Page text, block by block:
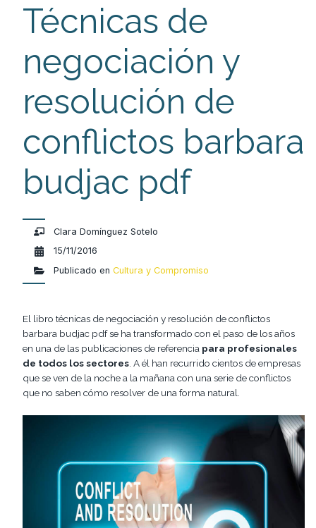
Técnicas de
negociación y
resolución de
conflictos barbara
budjac pdf
Clara Domínguez Sotelo
15/11/2016
Publicado en Cultura y Compromiso
El libro técnicas de negociación y resolución de conflictos
barbara budjac pdf se ha transformado con el paso de los años
en una de las publicaciones de referencia para profesionales
de todos los sectores . A él han recurrido cientos de empresas
que se ven de la noche a la mañana con una serie de conflictos
que no saben cómo resolver de una forma natural.